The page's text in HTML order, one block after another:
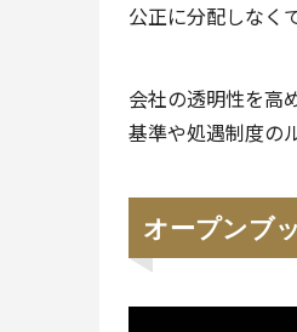
公正に分配しなく
会社の透明性を高
基準や処遇制度の
オープンブ